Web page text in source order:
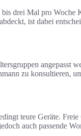
drei Mal pro
ist dabei
angepasst
zu konsultieren,
teure Geräte.
auch passende